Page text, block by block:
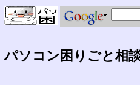
パソコン困りごと相